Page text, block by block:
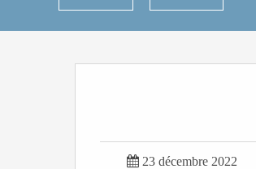
 23 décembre 2022